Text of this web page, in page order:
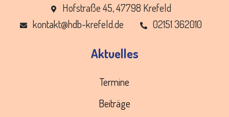
Hofstraße 45, 47798 Krefeld
ed.dleferk-bdh@tkatnok
02151 362010
Aktuelles
Termine
Beiträge